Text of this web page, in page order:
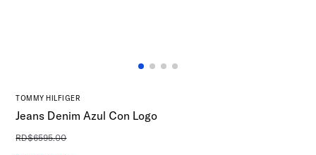
TOMMY HILFIGER
Jeans Denim Azul Con Logo
RD$6595.00